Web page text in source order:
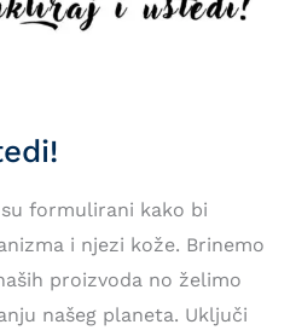
formulirani kako bi
i njezi kože. Brinemo
proizvoda no želimo
našeg planeta. Uključi